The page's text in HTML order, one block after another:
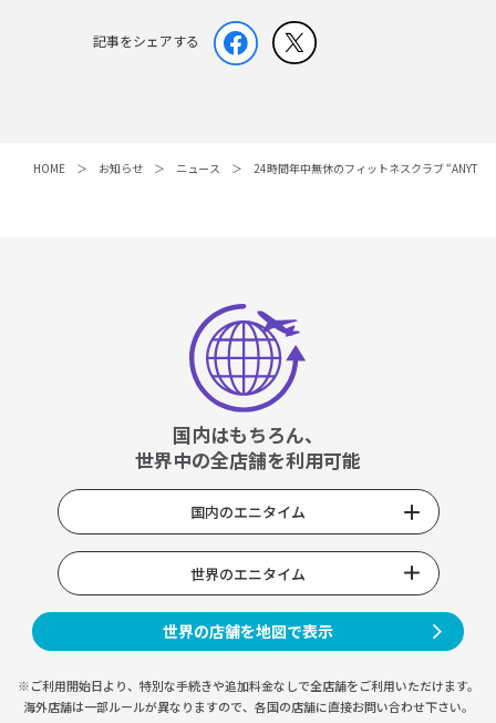
記事をシェアする
HOME お知らせ ニュース 24時間年中無休のフィットネスクラブ
国内はもちろん、
世界中の全店舗を利用可能
国内のエニタイム
世界のエニタイム
世界の店舗を地図で表示
※ご利用開始日より、特別な手続きや追加料金なしで全店舗をご利用いただけます。
海外店舗は一部ルールが異なりますので、 各国の店舗に直接お問い合わせ下さい。